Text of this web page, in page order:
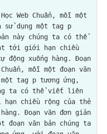
Web Chuẩn, mỗi một
sử dụng một tag p
này chúng ta có thể
tới giới hạn chiều
xuống hàng. Đoạn
mỗi một đoạn văn
tag p tương ứng,
ta có thể viết liên
chiều rộng của thẻ
Đoạn văn đơn giản
đoạn văn bản chúng ta